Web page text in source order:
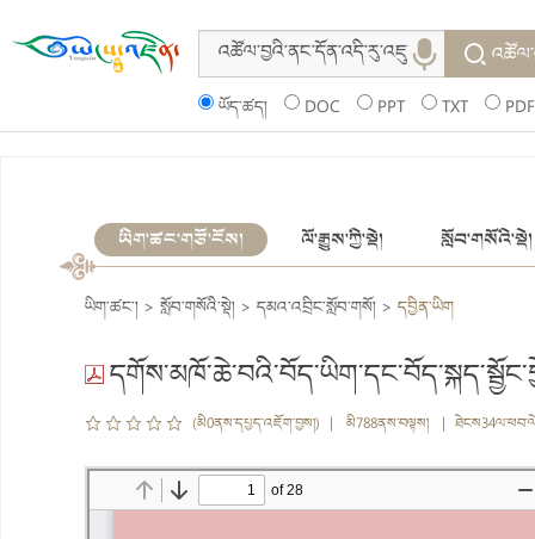
ཡོད་ཚད། DOC PPT TXT PDF
ཡིག་ཚང་གཙོ་ངོས། ལོ་རྒྱུས་ཀྱི་སྡེ། སློབ་གསོའི་སྡེ།
ཡིག་ཚང་། > སློབ་གསོའི་སྡེ། > དམའ་འབྲིང་སློབ་གསོ། > དབྱིན་ཡིག
(མི0ནས་དཔྱད་འཇོག་བྱས།) | མི788ནས་བལྟས། |